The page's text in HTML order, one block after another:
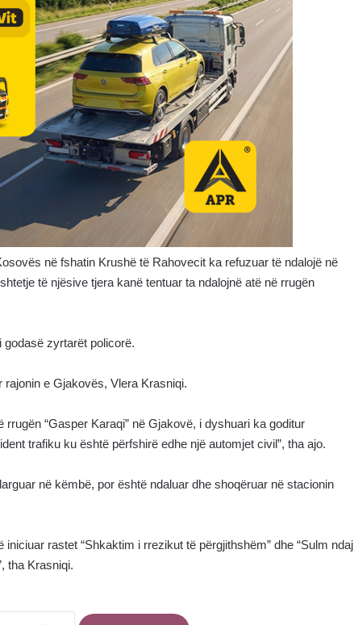
në fshatin Krushë të Rahovecit ka refuzuar të ndalojë në
të njësive tjera kanë tentuar ta ndalojnë atë në rrugën
godasë zyrtarët policorë.
e Gjakovës, Vlera Krasniqi.
“Gasper Karaqi” në Gjakovë, i dyshuari ka goditur
trafiku ku është përfshirë edhe një automjet civil”, tha ajo.
në këmbë, por është ndaluar dhe shoqëruar në stacionin
rastet “Shkaktim i rrezikut të përgjithshëm” dhe “Sulm ndaj
tha Krasniqi.